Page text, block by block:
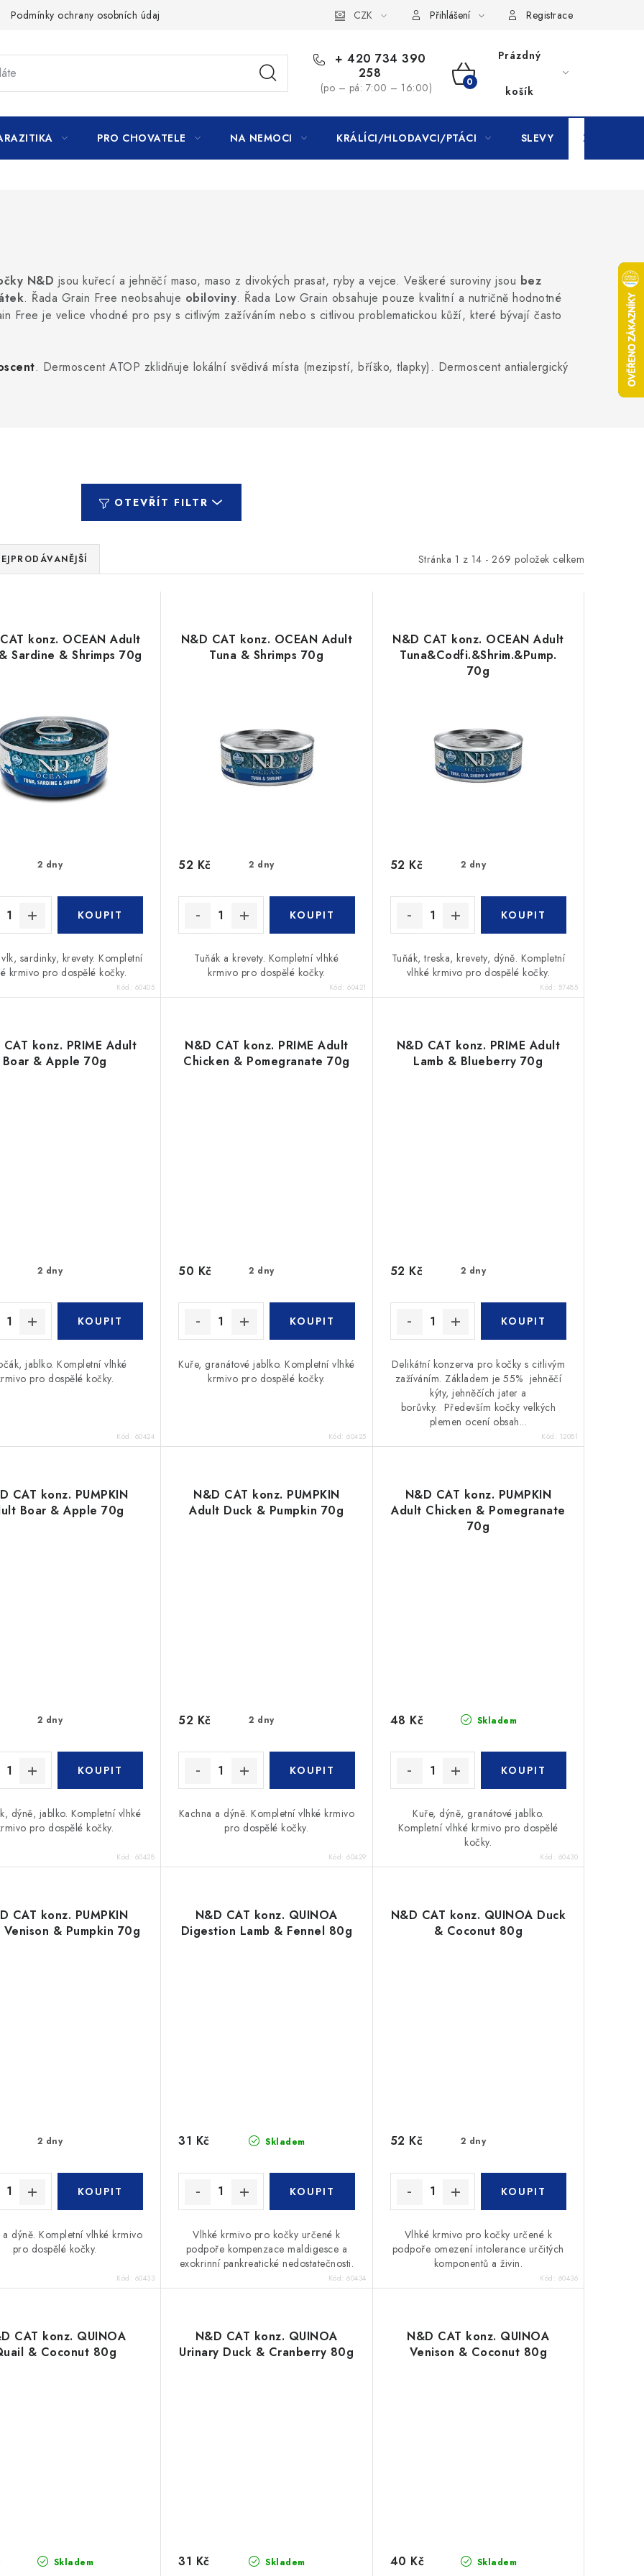
Podmínky ochrany osobních údajů CZK Přihlášení Registrace
+ 420 734 390
258
(po – pá: 7:00 – 16:00)
NÁKUPNÍ
KOŠÍK
Prázdný
košík
PRO CHOVATELE NA NEMOCI KRÁLÍCI/HLODAVCI/PTÁCI SLEVY ZNAČKY
N&D jsou kuřecí a jehněčí maso, maso z divokých prasat, ryby a vejce. Veškeré suroviny jsou bez
. Řada Grain Free neobsahuje obiloviny. Řada Low Grain obsahuje pouze kvalitní a nutričně hodnotné
Free je velice vhodné pro psy s citlivým zažíváním nebo s citlivou problematickou kůží, které bývají často
. Dermoscent ATOP zklidňuje lokální svědivá místa (mezipstí, bříško, tlapky). Dermoscent antialergický
OTEVŘÍT FILTR
Stránka 1 z 14 - 269 položek celkem
konz. OCEAN Adult
Sardine & Shrimps 70g
2 dny
sardinky, krevety. Kompletní
krmivo pro dospělé kočky.
Kód: 60405
N&D CAT konz. OCEAN Adult
Tuna & Shrimps 70g
2 dny
52 Kč
Tuňák a krevety. Kompletní vlhké
krmivo pro dospělé kočky.
Kód: 60421
N&D CAT konz. OCEAN Adult
Tuna&Codfi.&Shrim.&Pump.
70g
2 dny
52 Kč
Tuňák, treska, krevety, dýně. Kompletní
vlhké krmivo pro dospělé kočky.
Kód: 57485
CAT konz. PRIME Adult
Boar & Apple 70g
2 dny
jablko. Kompletní vlhké
pro dospělé kočky.
Kód: 60424
N&D CAT konz. PRIME Adult
Chicken & Pomegranate 70g
2 dny
50 Kč
Kuře, granátové jablko. Kompletní vlhké
krmivo pro dospělé kočky.
Kód: 60425
N&D CAT konz. PRIME Adult
Lamb & Blueberry 70g
2 dny
52 Kč
Delikátní konzerva pro kočky s citlivým
zažíváním. Základem je 55% jehněčí
kýty, jehněčích jater a
borůvky. Především kočky velkých
plemen ocení obsah...
Kód: 12081
CAT konz. PUMPKIN
Boar & Apple 70g
2 dny
dýně, jablko. Kompletní vlhké
pro dospělé kočky.
Kód: 60428
N&D CAT konz. PUMPKIN
Adult Duck & Pumpkin 70g
2 dny
52 Kč
Kachna a dýně. Kompletní vlhké krmivo
pro dospělé kočky.
Kód: 60429
N&D CAT konz. PUMPKIN
Adult Chicken & Pomegranate
70g
Skladem
48 Kč
Kuře, dýně, granátové jablko.
Kompletní vlhké krmivo pro dospělé
kočky.
Kód: 60430
CAT konz. PUMPKIN
& Pumpkin 70g
2 dny
a dýně. Kompletní vlhké krmivo
pro dospělé kočky.
Kód: 60433
N&D CAT konz. QUINOA
Digestion Lamb & Fennel 80g
Skladem
31 Kč
Vlhké krmivo pro kočky určené k
podpoře kompenzace maldigesce a
exokrinní pankreatické nedostatečnosti.
Kód: 60434
N&D CAT konz. QUINOA Duck
& Coconut 80g
2 dny
52 Kč
Vlhké krmivo pro kočky určené k
podpoře omezení intolerance určitých
komponentů a živin.
Kód: 60436
CAT konz. QUINOA
& Coconut 80g
Skladem
N&D CAT konz. QUINOA
Urinary Duck & Cranberry 80g
Skladem
31 Kč
N&D CAT konz. QUINOA
Venison & Coconut 80g
Skladem
40 Kč